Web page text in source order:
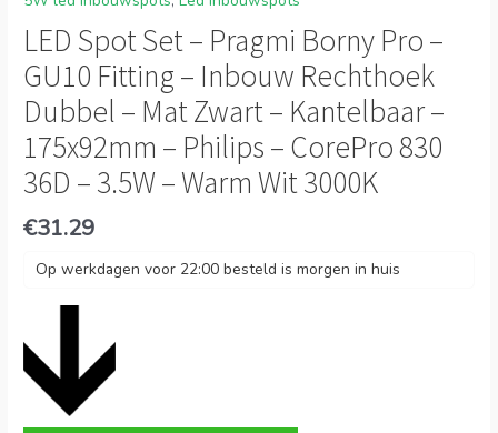
LED Spot Set – Pragmi Borny Pro –
GU10 Fitting – Inbouw Rechthoek
Dubbel – Mat Zwart – Kantelbaar –
175x92mm – Philips – CorePro 830
36D – 3.5W – Warm Wit 3000K
€31.29
Op werkdagen voor 22:00 besteld is morgen in huis